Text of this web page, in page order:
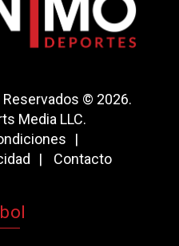
© 2026.
Media LLC.
Contacto